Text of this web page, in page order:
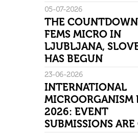
05-07-2026
THE
FEMS MICRO IN
LJUBLJANA,
HAS BEGUN
23-06-2026
INTERNATIONAL
MICROORGANISM
2026: EVENT
SUBMISSIONS ARE